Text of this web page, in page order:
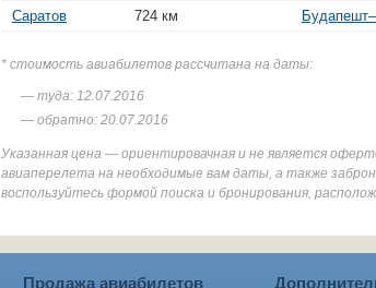
Саратов
724 км
* стоимость авиабилетов рассчитана на даты:
— туда: 12.07.2016
— обратно: 20.07.2016
Указанная цена — ориентировачная и не является
авиаперелета на необходимые вам даты, а также
воспользуйтесь формой поиска и бронирования,
Продажа авиабилетов